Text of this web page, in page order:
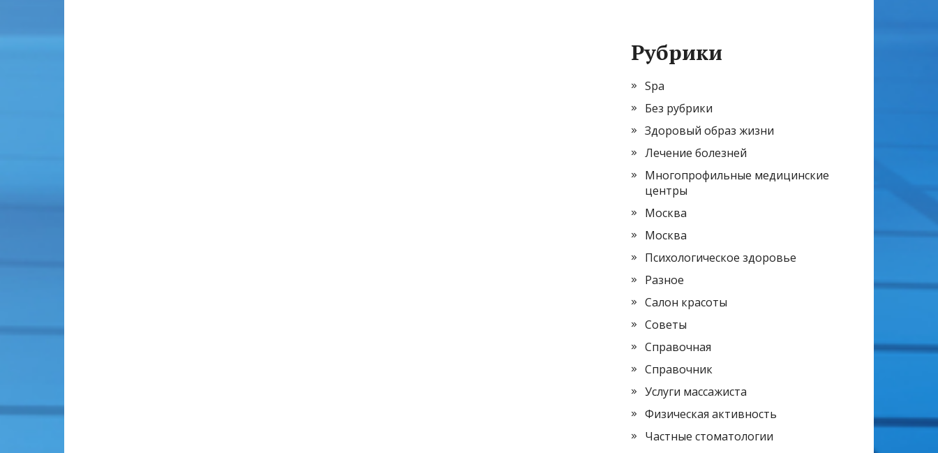
Рубрики
Spa
Без рубрики
Здоровый образ жизни
Лечение болезней
Многопрофильные медицинские
центры
Москва
Москва
Психологическое здоровье
Разное
Салон красоты
Советы
Справочная
Справочник
Услуги массажиста
Физическая активность
Частные стоматологии